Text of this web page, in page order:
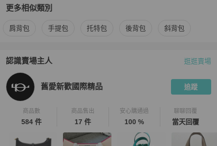
更多相似類別
更多Coach 女包相似商品推薦
肩背包 手提包 托特包 後背包 斜背包
認識賣場主人
PopChill 拍拍圈嚴選賣家
逛逛賣場
舊愛新歡國際精品 追蹤
商品數
584 件
商品售出
17 件
安心購通過
100 %
聊聊回覆
當天回覆